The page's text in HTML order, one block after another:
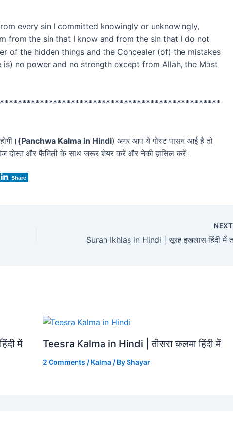
every sin I committed knowingly or unknowingly,
from the sin that I know and from the sin that I do not
of the hidden things and the Concealer (of) the mistakes
no power and no strength except from Allah, the Most
(Panchwa Kalma in Hindi) अगर आप ये पोस्ट पासन आई है तो
और फैमिली के साथ जरूर शेयर करें और नेकी हासिल करें।
Share
NEXT
में Teesra Kalma in Hindi | तीसरा कलमा हिंदी में
2 Comments / Kalma/ ByShayar